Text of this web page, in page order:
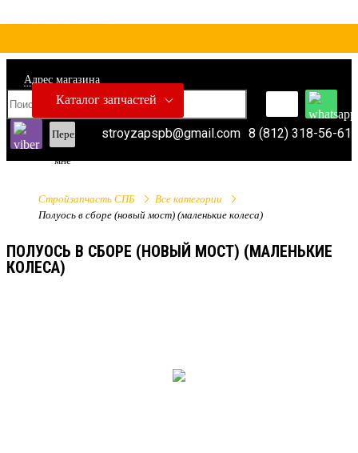
Адрес магазина
Перезвонить
мне
8 (812) 318-56-61
stroyzapspb@gmail.com
Каталог запчастей
Стройзапчасть СПБ
Все категории
Полуось в сборе (новый мост) (маленькие колеса)
ПОЛУОСЬ В СБОРЕ (НОВЫЙ МОСТ) (МАЛЕНЬКИЕ
КОЛЕСА)